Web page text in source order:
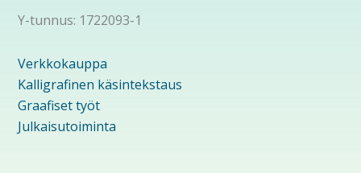
Y-tunnus: 1722093-1
Verkkokauppa
Kalligrafinen käsintekstaus
Graafiset työt
Julkaisutoiminta